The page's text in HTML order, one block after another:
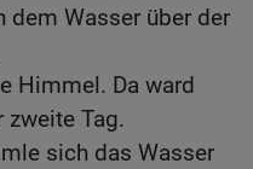
dem Wasser über der
Himmel. Da ward
zweite Tag.
sich das Wasser